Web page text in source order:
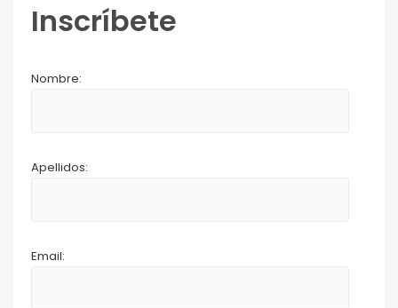
Inscríbete
Nombre:
Apellidos:
Email: